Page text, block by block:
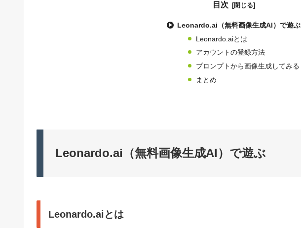
目次
Leonardo.ai（無料画像生成AI）で遊ぶ
Leonardo.aiとは
アカウントの登録方法
プロンプトから画像生成してみる
まとめ
Leonardo.ai（無料画像生成AI）で遊ぶ
Leonardo.aiとは